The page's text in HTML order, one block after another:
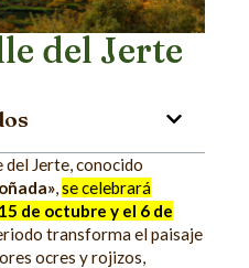
del Jerte
del Jerte, conocido
,se celebrará
15 de octubre y el 6 de
transforma el paisaje
ocres y rojizos,